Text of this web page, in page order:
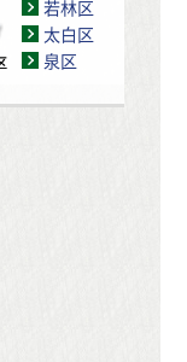
若林区
太白区
泉区